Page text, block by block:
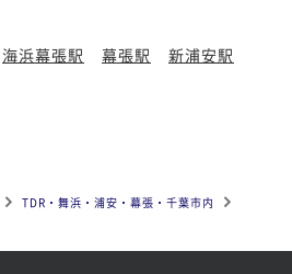
海浜幕張駅 幕張駅
新浦安駅
TDR・舞浜・浦安・幕張・千葉市内